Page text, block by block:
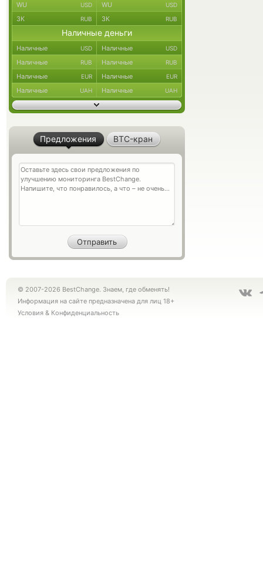
WU USD WU USD
ЗК RUB ЗК RUB
Наличные деньги
Наличные USD Наличные USD
Наличные RUB Наличные RUB
Наличные EUR Наличные EUR
Наличные UAH Наличные UAH
Предложения BTC-кран
© 2007-2026 BestChange. Знаем, где обменять!
Информация на сайте предназначена для лиц 18+
Условия & Конфиденциальность